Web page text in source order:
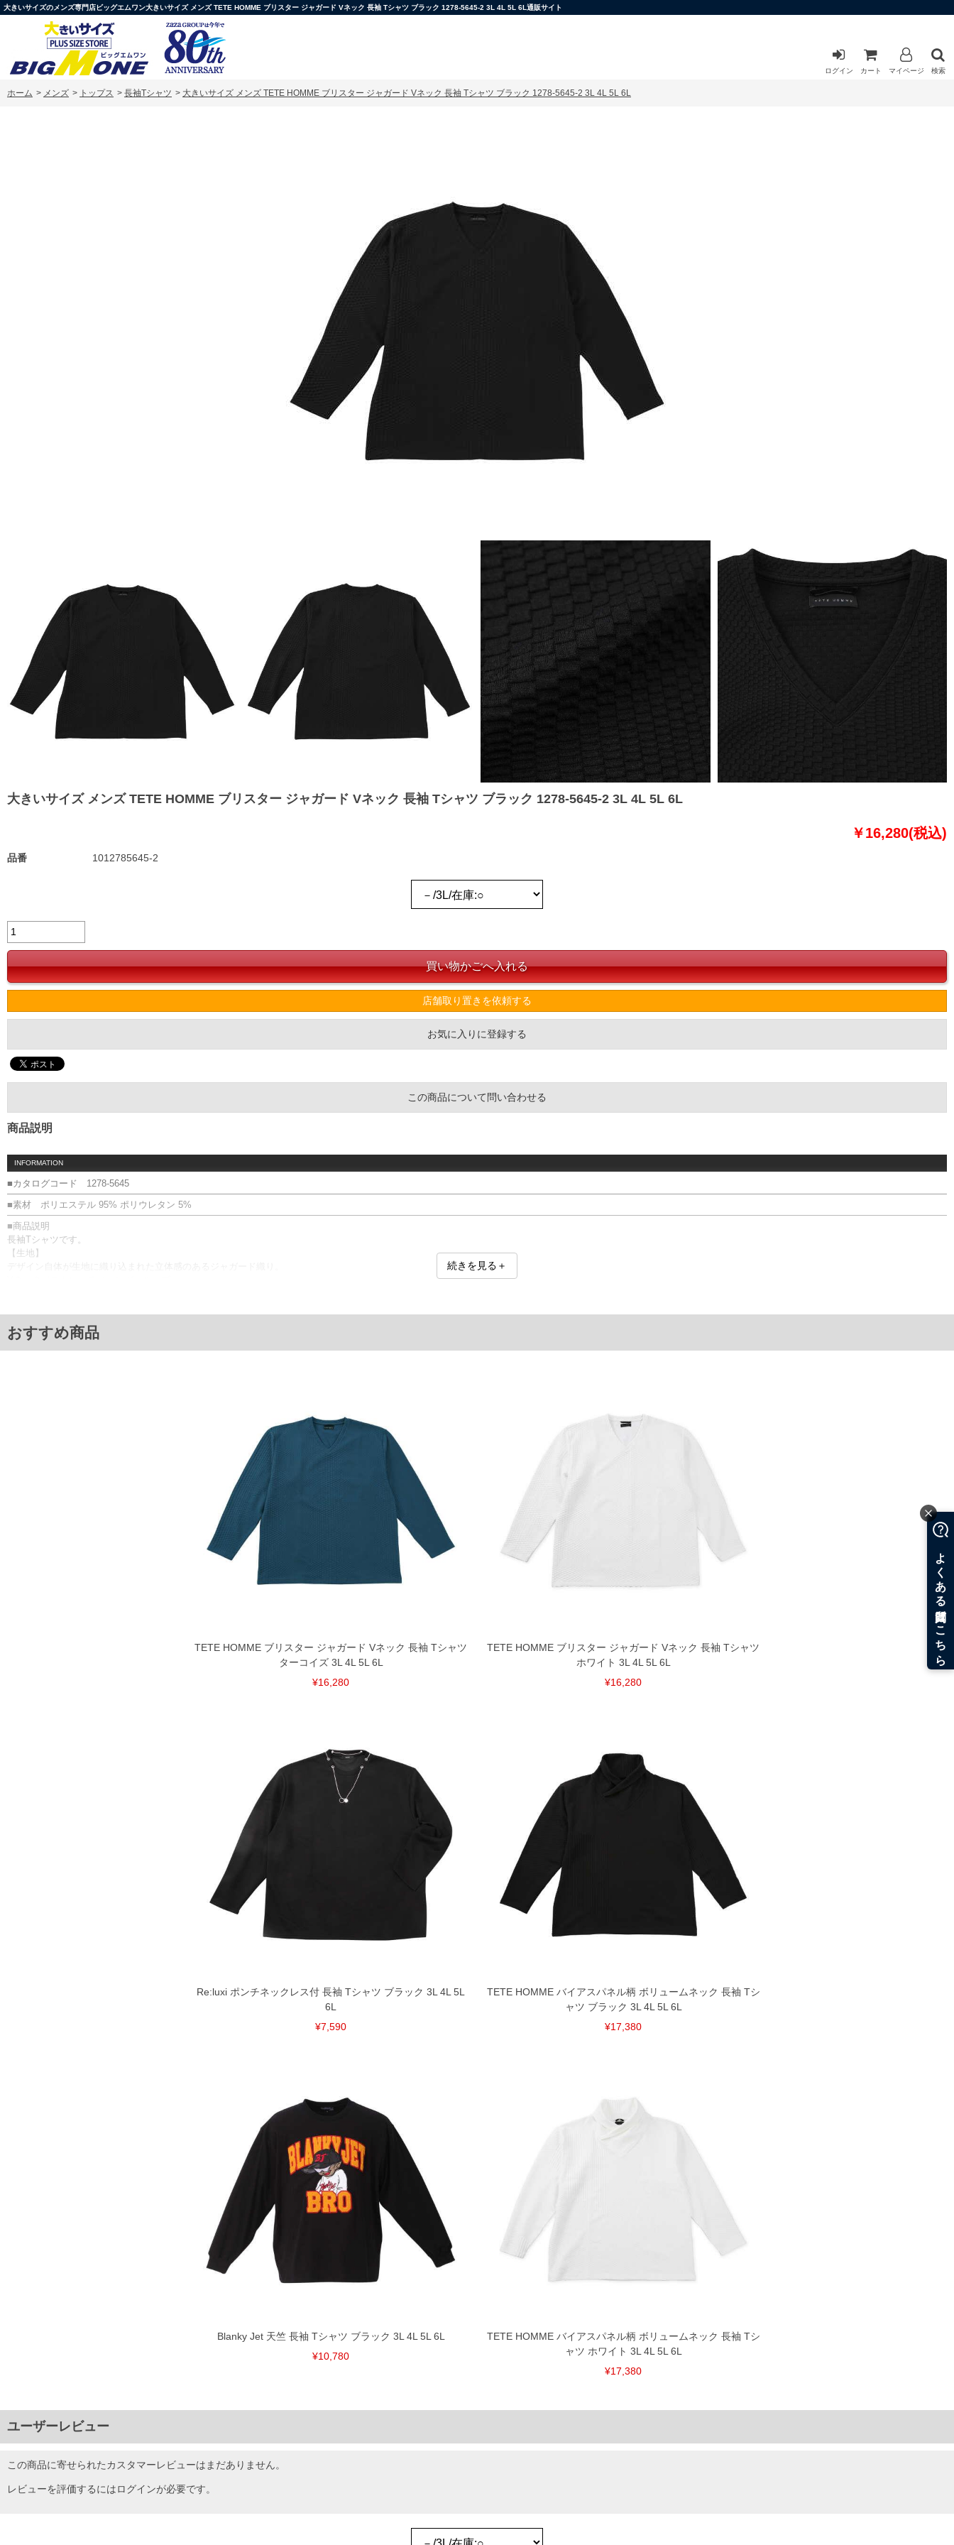
大きいサイズのメンズ専門店ビッグエムワン大きいサイズ メンズ TETE HOMME ブリスター ジャガード Vネック 長袖 Tシャツ ブラック 1278-5645-2 3L 4L 5L 6L通販サイト
ログイン カート マイページ 検索
ホーム > メンズ > トップス > 長袖Tシャツ > 大きいサイズ メンズ TETE HOMME ブリスター ジャガード Vネック 長袖 Tシャツ ブラック 1278-5645-2 3L 4L 5L 6L
大きいサイズ メンズ TETE HOMME ブリスター ジャガード Vネック 長袖 Tシャツ ブラック 1278-5645-2 3L 4L 5L 6L
￥16,280(税込)
品番 1012785645-2
店舗取り置きを依頼する
お気に入りに登録する
この商品について問い合わせる
商品説明
INFORMATION
■カタログコード 1278-5645
■素材 ポリエステル 95% ポリウレタン 5%
■商品説明
長袖Tシャツです。
【生地】
サイズ/バスト/総丈/裾周り/肩幅/袖丈
3L/130/78/130/58/61
4L/140/80/140/60/62
下着(肌着)やワイシャツは商品の性質上、返品交換不可とさせて頂いております。予めご了承くださいませ。
備考欄に股下●cmとご記入下さい。（裾上げ無料対象商品は1本につき税込6,000円以上の品が対象。1本5,999円以下の商品は有料（500円+税）となります。）
尚、裾上げした商品は返品・交換不可となりますので、予めご了承下さい。
一部、お直しに対応出来ない商品がございます。(例：裾にファスナーや調節ひもが付いている、極端なデザインが施されている等)
※商品によって若干のサイズの誤差がございます。また、お客様がご使用の環境（コンピュータ画面）によって、商品の色味が若干異なる場合がございます。予めご了承ください。
※当店での掲載商品は、実店鋪と在庫を共用しておりますので店頭での売り違い、店舗からのお取り寄せ等により、お客様にご迷惑をお掛けしてしまう場合がございます。そのようなことがない様最大限に努めておりますが、もしあった場合速やかにご連絡させて頂き
続きを見る＋
おすすめ商品
TETE HOMME ブリスター ジャガード Vネック 長袖 Tシャツ
ターコイズ 3L 4L 5L 6L
¥16,280
TETE HOMME ブリスター ジャガード Vネック 長袖 Tシャツ
ホワイト 3L 4L 5L 6L
¥16,280
Re:luxi ポンチネックレス付 長袖 Tシャツ ブラック 3L 4L 5L
6L
¥7,590
TETE HOMME バイアスパネル柄 ボリュームネック 長袖 Tシ
ャツ ブラック 3L 4L 5L 6L
¥17,380
Blanky Jet 天竺 長袖 Tシャツ ブラック 3L 4L 5L 6L
¥10,780
TETE HOMME バイアスパネル柄 ボリュームネック 長袖 Tシ
ャツ ホワイト 3L 4L 5L 6L
¥17,380
ユーザーレビュー
この商品に寄せられたカスタマーレビューはまだありません。
レビューを評価するにはログインが必要です。